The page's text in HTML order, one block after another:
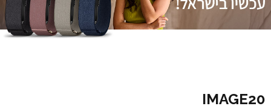
IMAGE20